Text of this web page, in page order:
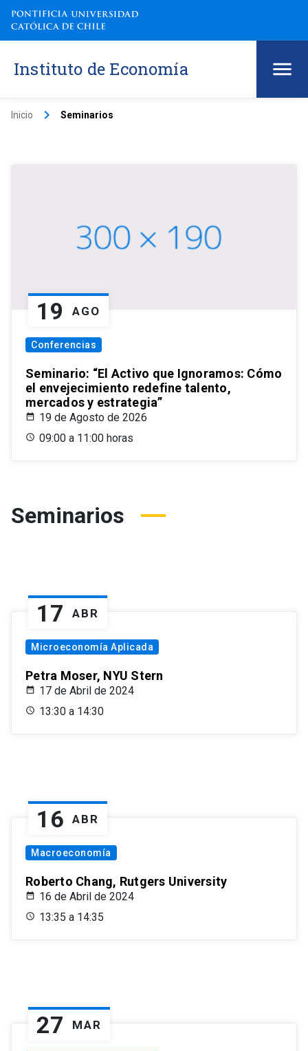
Instituto de Economía
Inicio keyboard_arrow_right Seminarios
19 AGO
Conferencias
Seminario: “El Activo que Ignoramos: Cómo
el envejecimiento redefine talento,
mercados y estrategia”
19 de Agosto de 2026
09:00 a 11:00 horas
Seminarios
17 ABR
Microeconomía Aplicada
Petra Moser, NYU Stern
17 de Abril de 2024
13:30 a 14:30
16 ABR
Macroeconomía
Roberto Chang, Rutgers University
16 de Abril de 2024
13:35 a 14:35
27 MAR